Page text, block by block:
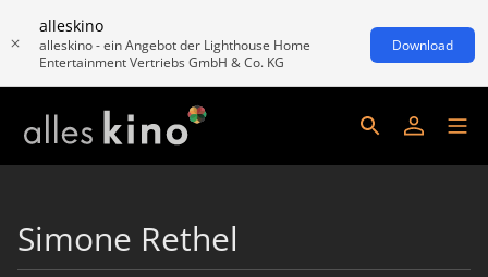
alleskino
alleskino - ein Angebot der Lighthouse Home
Entertainment Vertriebs GmbH & Co. KG
Download
Simone Rethel